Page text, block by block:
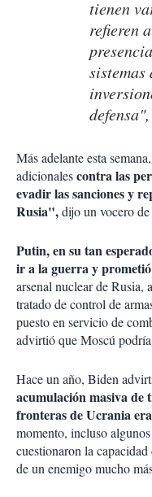
tienen
refieren
sistemas
Más adelante esta
adicionalescontra las
evadir las sanciones y
Rusia",dijo un vocero
Putin, en su tan
ir a la guerra y
arsenal nuclear de Rusia,
tratado de control de
puesto en servicio de
advirtió que Moscú
Hace un año, Biden
acumulación masiva de
fronteras de Ucrania
momento, incluso
cuestionaron la
de un enemigo mucho